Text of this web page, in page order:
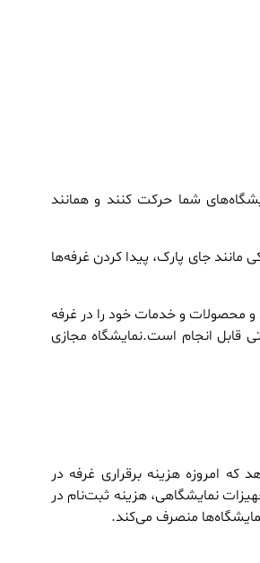
شما حرکت کنند و همانند
جای پارک، پیدا کردن غرفه‌ها
و محصولات و خدمات خود را در غرفه
قابل انجام است.نمایشگاه مجازی
امروزه هزینه برقراری غرفه در
نمایشگاهی، هزینه ثبت‌نام در
منصرف می‌کند.